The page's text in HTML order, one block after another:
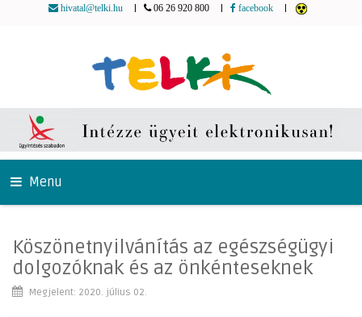
hivatal@telki.hu 06 26 920 800 facebook
Menu
Köszönetnyilvánítás az egészségügyi
dolgozóknak és az önkénteseknek
Megjelent: 2020. július 02.